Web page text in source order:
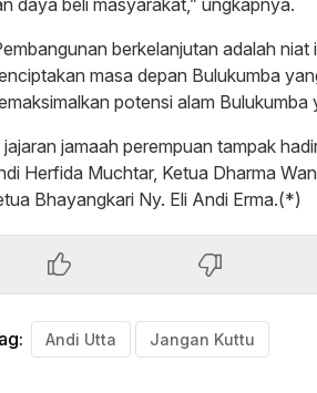
daya beli masyarakat,” ungkapnya.
berkelanjutan adalah
masa depan Bulukumba
potensi alam Bulukumba
jajaran jamaah perempuan tampak
Herfida Muchtar, Ketua Dharma
Bhayangkari Ny. Eli Andi Erma.(*)
Andi Utta Jangan Kuttu